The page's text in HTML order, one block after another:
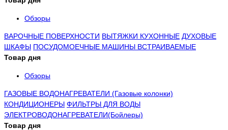
Обзоры
ВАРОЧНЫЕ ПОВЕРХНОСТИ ВЫТЯЖКИ КУХОННЫЕ ДУХОВЫЕ
ШКАФЫ ПОСУДОМОЕЧНЫЕ МАШИНЫ ВСТРАИВАЕМЫЕ
Товар дня
Обзоры
ГАЗОВЫЕ ВОДОНАГРЕВАТЕЛИ (Газовые колонки)
КОНДИЦИОНЕРЫ ФИЛЬТРЫ ДЛЯ ВОДЫ
ЭЛЕКТРОВОДОНАГРЕВАТЕЛИ(Бойлеры)
Товар дня